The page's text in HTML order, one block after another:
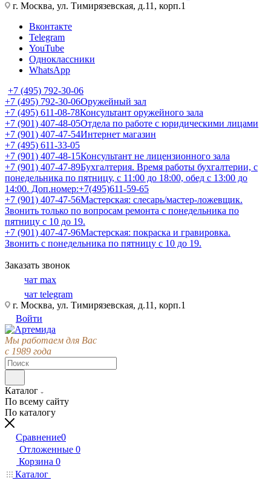
г. Москва, ул. Тимирязевская, д.11, корп.1
Вконтакте
Telegram
YouTube
Одноклассники
WhatsApp
+7 (495) 792-30-06
+7 (495) 792-30-06Оружейный зал
+7 (495) 611-08-78Консультант оружейного зала
+7 (901) 407-48-05Отдела по работе с юридическими лицами
+7 (901) 407-47-54Интернет магазин
+7 (495) 611-33-05
+7 (901) 407-48-15Консультант не лицензионного зала
+7 (901) 407-47-89Бухгалтерия. Время работы бухгалтерии, с
понедельника по пятницу, с 11:00 до 18:00, обед с 13:00 до
14:00. Доп.номер:+7(495)611-59-65
+7 (901) 407-47-56Мастерская: слесарь/мастер-ложевщик.
Звонить только по вопросам ремонта с понедельника по
пятницу с 10 до 19.
+7 (901) 407-47-96Мастерская: покраска и гравировка.
Звонить с понедельника по пятницу с 10 до 19.
Заказать звонок
чат max
чат telegram
г. Москва, ул. Тимирязевская, д.11, корп.1
Войти
Мы работаем для Вас
с 1989 года
Каталог
По всему сайту
По каталогу
Сравнение0
Отложенные 0
Корзина 0
Каталог